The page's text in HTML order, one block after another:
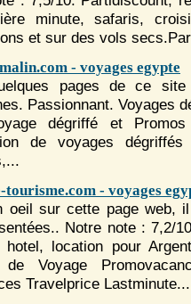
minute, safaris,
et sur des vols
- voyages egypte
pages de ce
Passionnant.Voyages
dégriffé et
de voyages
tourisme.com - voyages
oeil sur cette page web,
Notre note : 7,2/
hotel, location pour
de Voyage
Travelprice Lastminute...